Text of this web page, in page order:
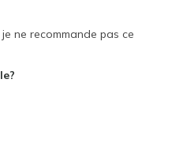
size too small
ne recommande pas ce